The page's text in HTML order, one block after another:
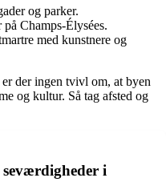
og parker.
Champs-Élysées.
med kunstnere og
der ingen tvivl om, at byen
og kultur. Så tag afsted og
i